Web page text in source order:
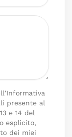
presente al
e 14 del
esplicito,
dei miei